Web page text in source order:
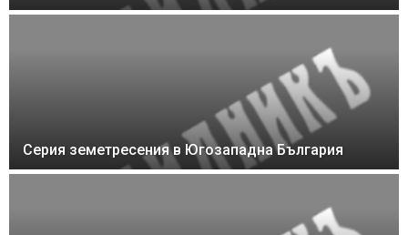
Серия земетресения в Югозападна България